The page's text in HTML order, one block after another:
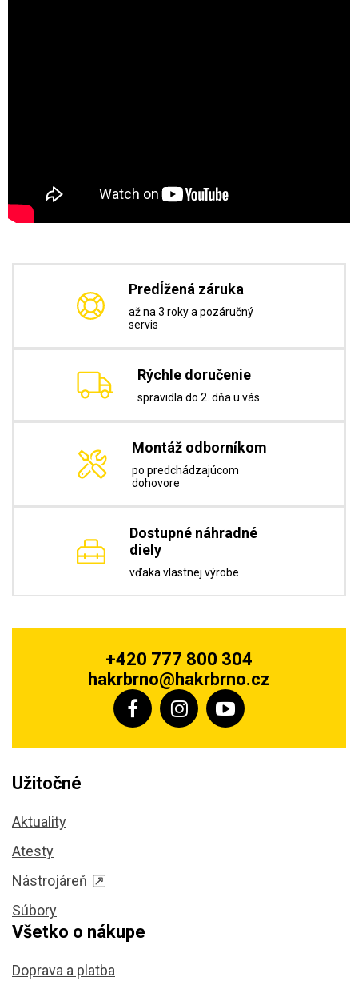
Predĺžená záruka
až na 3 roky a pozáručný
servis
Rýchle doručenie
spravidla do 2. dňa u vás
Montáž odborníkom
po predchádzajúcom
dohovore
Dostupné náhradné
diely
vďaka vlastnej výrobe
+420 777 800 304
hakrbrno@hakrbrno.cz
Užitočné
Aktuality
Atesty
Nástrojáreň
Súbory
Všetko o nákupe
Doprava a platba